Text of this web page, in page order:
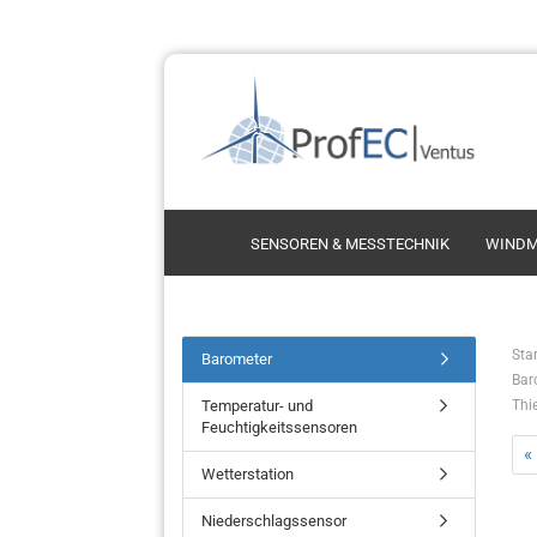
SENSOREN & MESSTECHNIK
Schalensternanemometer
Ultrasonic Anemometer
Propelleranemometer
Barometer
Temperatur- und
Feuchtigkeitssensoren
Wetterstation
Niederschlagssensor